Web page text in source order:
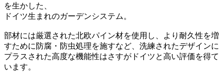
を生かした、
ドイツ生まれのガーデンシステム。
部材には厳選された北欧パイン材を使用し、より耐久性を増
すために防腐・防虫処理を施すなど、洗練されたデザインに
プラスされた高度な機能性はさすがドイツと高い評価を得て
います。